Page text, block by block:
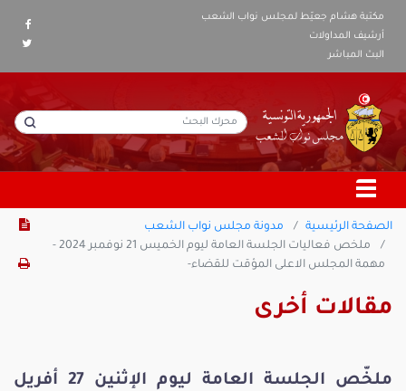
مكتبة هشام جعيّط لمجلس نواب الشعب
أرشيف المداولات
البث المباشر
الصفحة الرئيسية
مدونة مجلس نواب الشعب
ملخص فعاليات الجلسة العامة ليوم الخميس 21 نوفمبر 2024 -
مهمة المجلس الاعلى المؤقت للقضاء-
مقالات أخرى
ملخّص الجلسة العامة ليوم الإثنين 27 أفريل